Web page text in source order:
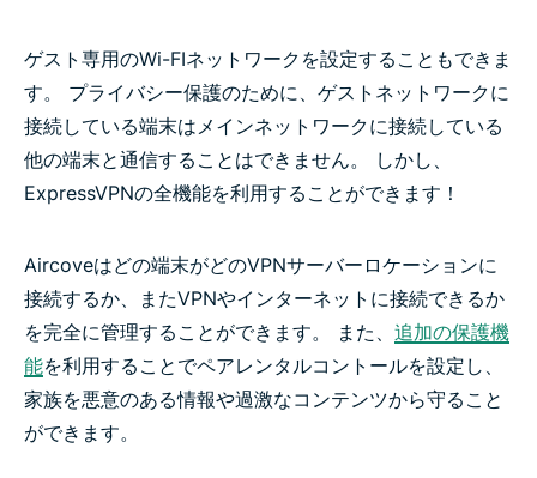
ゲスト専用のWi-FIネットワークを設定することもできま
す。 プライバシー保護のために、ゲストネットワークに
接続している端末はメインネットワークに接続している
他の端末と通信することはできません。 しかし、
ExpressVPNの全機能を利用することができます！
Aircoveはどの端末がどのVPNサーバーロケーションに
接続するか、またVPNやインターネットに接続できるか
を完全に管理することができます。 また、 追加の保護機
能を利用することでペアレンタルコントールを設定し、
家族を悪意のある情報や過激なコンテンツから守ること
ができます。